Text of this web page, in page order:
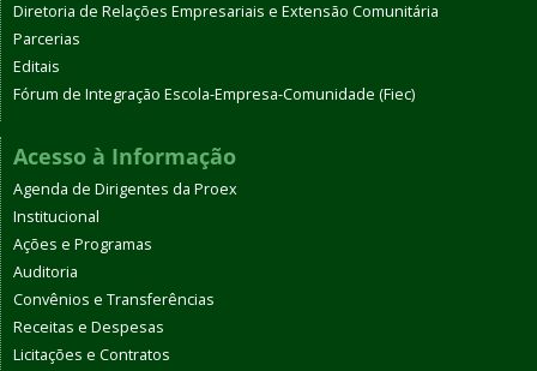
Diretoria de Relações Empresariais e Extensão Comunitária
Parcerias
Editais
Fórum de Integração Escola-Empresa-Comunidade (Fiec)
Acesso à Informação
Agenda de Dirigentes da Proex
Institucional
Ações e Programas
Auditoria
Convênios e Transferências
Receitas e Despesas
Licitações e Contratos